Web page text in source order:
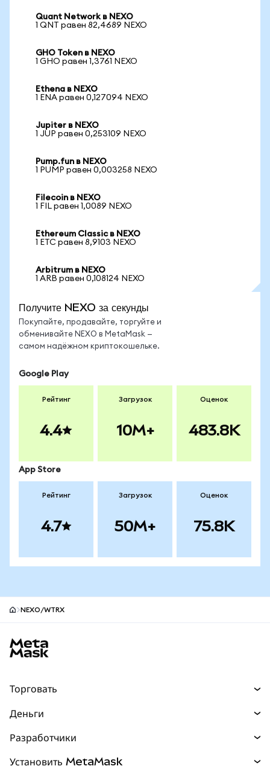
Quant Network в NEXO
1 QNT равен 82,4689 NEXO
GHO Token в NEXO
1 GHO равен 1,3761 NEXO
Ethena в NEXO
1 ENA равен 0,127094 NEXO
Jupiter в NEXO
1 JUP равен 0,253109 NEXO
Pump.fun в NEXO
1 PUMP равен 0,003258 NEXO
Filecoin в NEXO
1 FIL равен 1,0089 NEXO
Ethereum Classic в NEXO
1 ETC равен 8,9103 NEXO
Arbitrum в NEXO
1 ARB равен 0,108124 NEXO
Получите NEXO за секунды
Покупайте, продавайте, торгуйте и
обменивайте NEXO в MetaMask —
самом надёжном криптокошельке.
Google Play
Рейтинг
4.4
Загрузок
10M+
Оценок
483.8K
App Store
Рейтинг
4.7
Загрузок
50M+
Оценок
75.8K
NEXO/WTRX
Торговать
Прогнозы
Перпы НОВИНКА
Деньги
Разработчики
Установить MetaMask